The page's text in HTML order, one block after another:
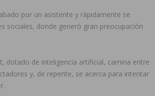
por un asistente y rápidamente se
sociales, donde generó gran preocupación
dotado de inteligencia artificial, camina entre
y, de repente, se acerca para intentar